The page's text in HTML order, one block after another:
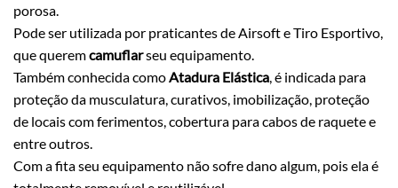
porosa.
Pode ser utilizada por praticantes de Airsoft e Tiro Esportivo,
que queremcamuflarseu equipamento.
Também conhecida como Atadura Elástica , é indicada para
proteção da musculatura, curativos, imobilização, proteção
de locais com ferimentos, cobertura para cabos de raquete e
entre outros.
Com a fita seu equipamento não sofre dano algum, pois ela é